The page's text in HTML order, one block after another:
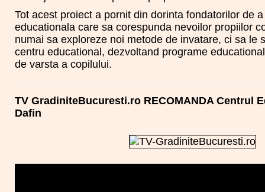
Tot acest proiect a pornit din dorinta fondatorilor de
educationala care sa corespunda nevoilor propiilor
numai sa exploreze noi metode de invatare, ci sa le
centru educational, dezvoltand programe
de varsta a copilului.
TV GradiniteBucuresti.ro RECOMANDA Centrul
Dafin